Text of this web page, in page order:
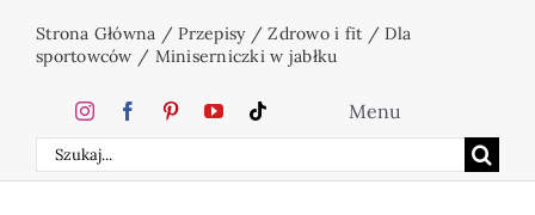
zawartości
Strona Główna /Przepisy/Zdrowo i fit /Dla
sportowców / Miniserniczki w jabłku
Szukaj
Menu
Home